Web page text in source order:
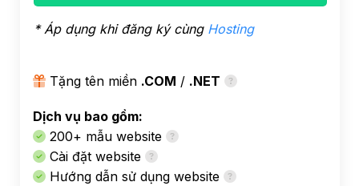
* Áp dụng khi đăng ký cùng Hosting
Tặng tên miền .COM / .NET
Dịch vụ bao gồm:
200+ mẫu website
Cài đặt website
Hướng dẫn sử dụng website